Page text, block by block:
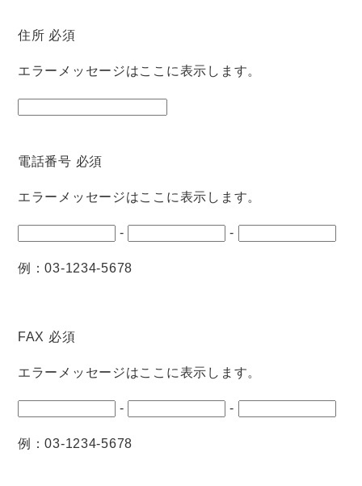
住所 必須
エラーメッセージはここに表示します。
電話番号 必須
エラーメッセージはここに表示します。
- -
例：03-1234-5678
FAX 必須
エラーメッセージはここに表示します。
- -
例：03-1234-5678